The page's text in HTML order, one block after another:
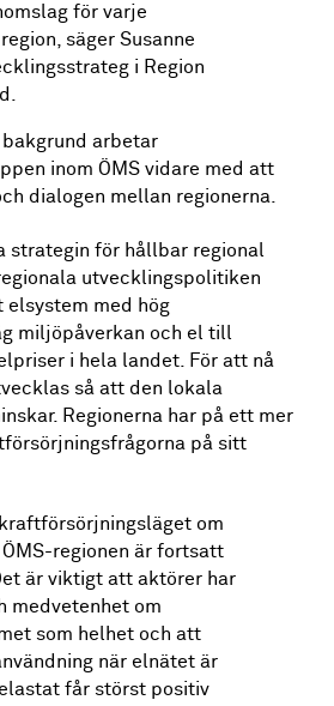
för varje
säger Susanne
i Region
arbetar
inom ÖMS vidare med att
dialogen mellan regionerna.
strategin för hållbar regional
utvecklingspolitiken
med hög
miljöpåverkan och el till
i hela landet. För att nå
så att den lokala
Regionerna har på ett mer
på sitt
om
regionen är fortsatt
är viktigt att aktörer har
medvetenhet om
som helhet och att
när elnätet är
får störst positiv